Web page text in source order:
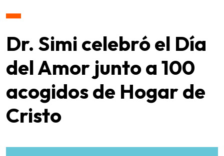
Dr. Simi celebró el Día
del Amor junto a 100
acogidos de Hogar de
Cristo